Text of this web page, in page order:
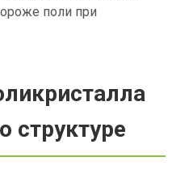
поли при
структуре